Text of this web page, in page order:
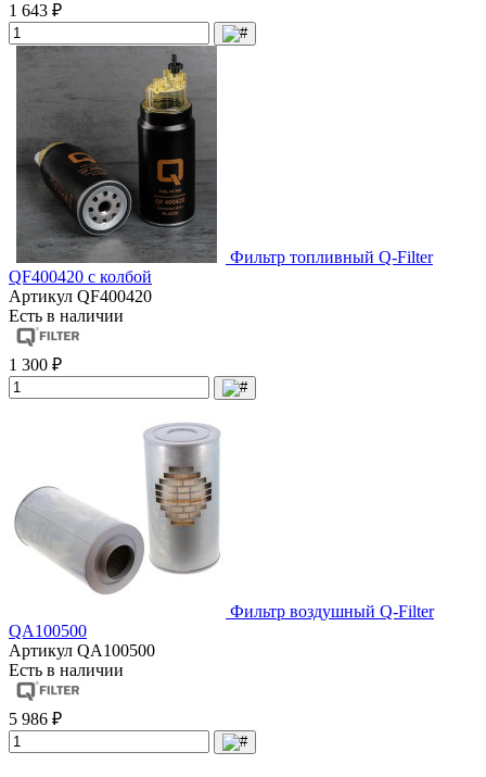
1 643 ₽
Фильтр топливный Q-Filter
QF400420 с колбой
Артикул QF400420
Есть в наличии
1 300 ₽
Фильтр воздушный Q-Filter
QA100500
Артикул QA100500
Есть в наличии
5 986 ₽